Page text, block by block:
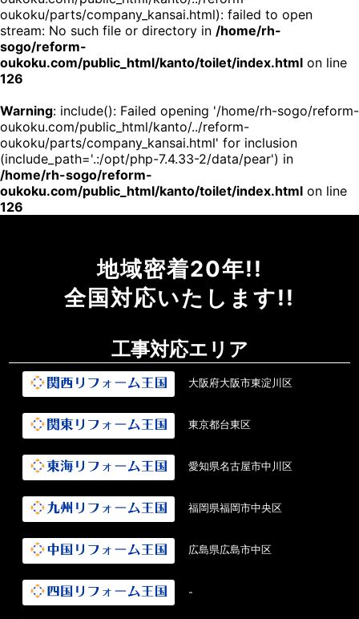
oukoku/parts/company_kansai.html): failed to open
stream: No such file or directory in /home/rh-
sogo/reform-
oukoku.com/public_html/kanto/toilet/index.html on line
126
Warning: include(): Failed opening '/home/rh-sogo/reform-
oukoku.com/public_html/kanto/../reform-
oukoku/parts/company_kansai.html' for inclusion
(include_path='.:/opt/php-7.4.33-2/data/pear') in
/home/rh-sogo/reform-
oukoku.com/public_html/kanto/toilet/index.html on line
126
地域密着20年!!
全国対応いたします!!
工事対応エリア
大阪府大阪市東淀川区
東京都台東区
愛知県名古屋市中川区
福岡県福岡市中央区
広島県広島市中区
-